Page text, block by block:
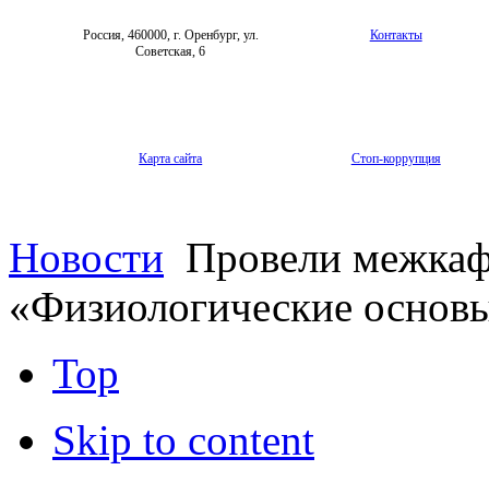
Россия, 460000, г. Оренбург, ул.
Советская, 6
Контакты
Карта сайта Стоп-коррупция
Новости Провели
«Физиологические
Top
Skip to content